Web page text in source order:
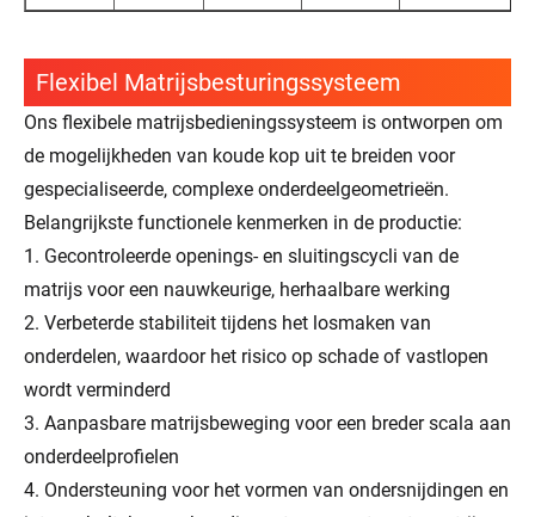
Flexibel Matrijsbesturingssysteem
Ons flexibele matrijsbedieningssysteem is ontworpen om
de mogelijkheden van koude kop uit te breiden voor
gespecialiseerde, complexe onderdeelgeometrieën.
Belangrijkste functionele kenmerken in de productie:
1. Gecontroleerde openings- en sluitingscycli van de
matrijs voor een nauwkeurige, herhaalbare werking
2. Verbeterde stabiliteit tijdens het losmaken van
onderdelen, waardoor het risico op schade of vastlopen
wordt verminderd
3. Aanpasbare matrijsbeweging voor een breder scala aan
onderdeelprofielen
4. Ondersteuning voor het vormen van ondersnijdingen en